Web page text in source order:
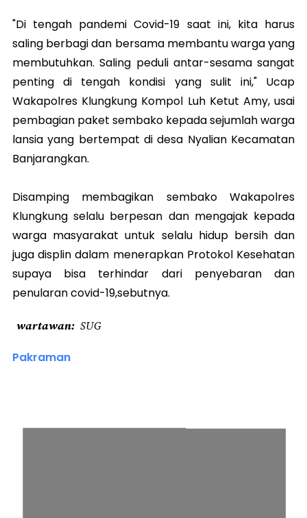
"Di tengah pandemi Covid-19 saat ini, kita harus
saling berbagi dan bersama membantu warga yang
membutuhkan. Saling peduli antar-sesama sangat
penting di tengah kondisi yang sulit ini," Ucap
Wakapolres Klungkung Kompol Luh Ketut Amy, usai
pembagian paket sembako kepada sejumlah warga
lansia yang bertempat di desa Nyalian Kecamatan
Banjarangkan.
Disamping membagikan sembako Wakapolres
Klungkung selalu berpesan dan mengajak kepada
warga masyarakat untuk selalu hidup bersih dan
juga displin dalam menerapkan Protokol Kesehatan
supaya bisa terhindar dari penyebaran dan
penularan covid-19,sebutnya.
wartawan SUG
Pakraman